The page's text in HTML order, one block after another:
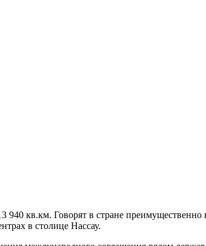
940 кв.км. Говорят в стране
в столице Нассау.